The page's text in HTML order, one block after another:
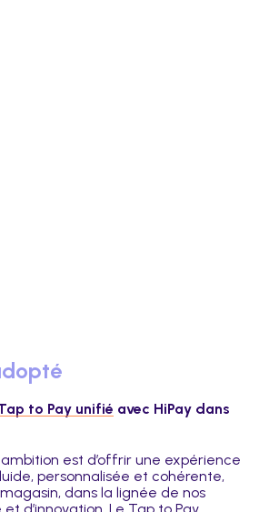
to Pay unifié avec HiPay dans
est d’offrir une expérience
personnalisée et cohérente,
dans la lignée de nos